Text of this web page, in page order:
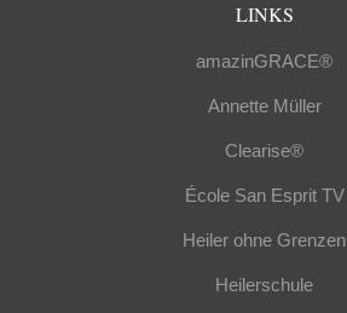
LINKS
amazinGRACE®
Annette Müller
Clearise®
École San Esprit TV
Heiler ohne Grenzen
Heilerschule